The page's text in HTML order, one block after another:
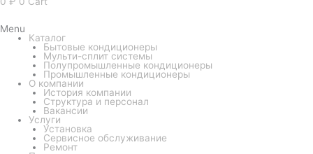
Menu
Каталог
Бытовые кондиционеры
Мульти-сплит системы
Полупромышленные кондиционеры
Промышленные кондиционеры
О компании
История компании
Структура и персонал
Вакансии
Услуги
Установка
Сервисное обслуживание
Ремонт